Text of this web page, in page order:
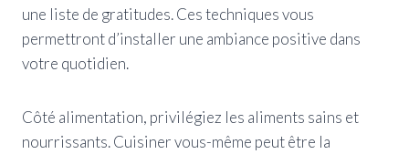
une liste de gratitudes. Ces techniques vous
permettront d’installer une ambiance positive dans
votre quotidien.
Côté alimentation, privilégiez les aliments sains et
nourrissants. Cuisiner vous-même peut être la